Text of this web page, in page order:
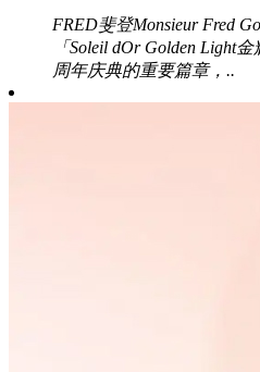
FRED斐登Monsieur Fred
「Soleil dOr Golden Light
周年庆典的重要篇章，..